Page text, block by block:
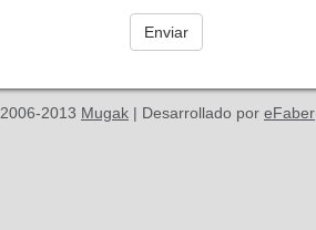
2006-2013 Mugak | Desarrollado por eFaber